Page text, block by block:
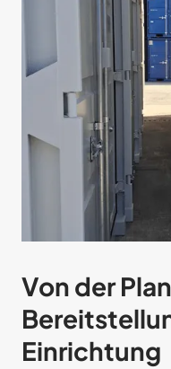
Von der
Einrichtung